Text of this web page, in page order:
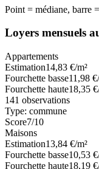
Point = médiane, barre
Loyers mensuels
Appartements
Estimation14,83 €/m²
Fourchette basse11,98
Fourchette haute18,35
141 observations
Type: commune
Score7/10
Maisons
Estimation13,84 €/m²
Fourchette basse10,53
Fourchette haute18,19